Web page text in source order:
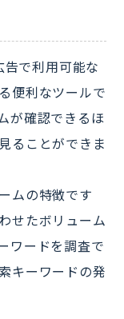
で利用可能な
便利なツールで
が確認できるほ
ることができま
ムの特徴です
せたボリューム
ワードを調査で
キーワードの発